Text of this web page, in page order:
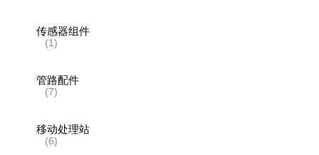
传感器组件
(1)
管路配件
(7)
移动处理站
(6)